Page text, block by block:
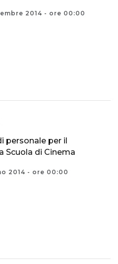
2014 - ore 00:00
personale per il
Scuola di Cinema
2014 - ore 00:00